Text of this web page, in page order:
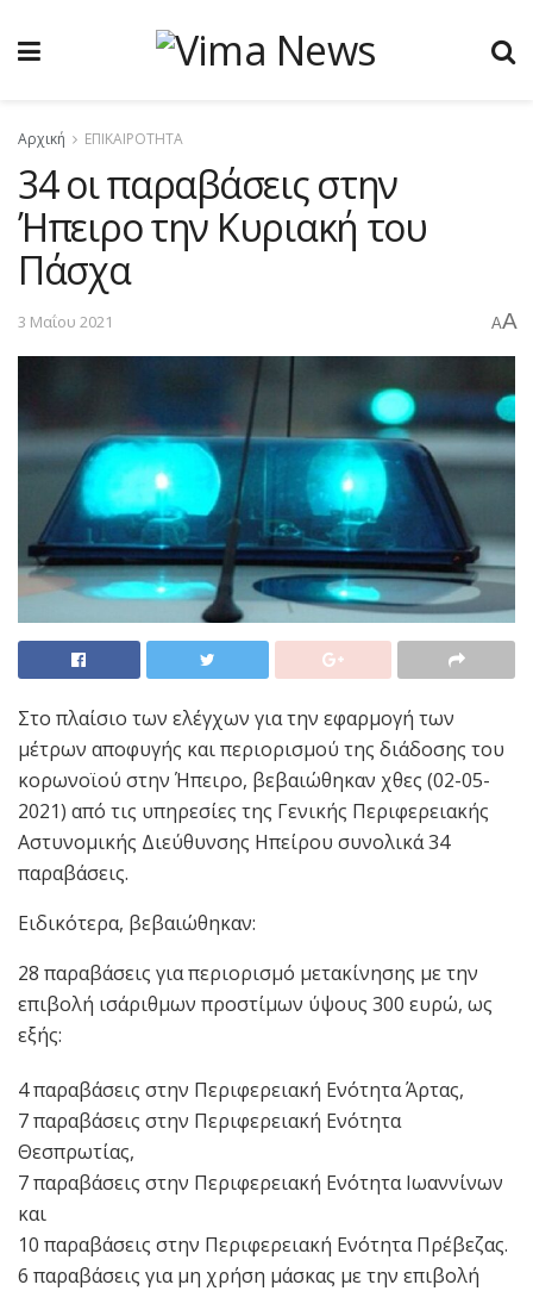
Αρχική ΕΠΙΚΑΙΡΟΤΗΤΑ
34 οι παραβάσεις στην
Ήπειρο την Κυριακή του
Πάσχα
3 Μαΐου 2021 AA
Στο πλαίσιο των ελέγχων για την εφαρμογή των
μέτρων αποφυγής και περιορισμού της διάδοσης του
κορωνοϊού στην Ήπειρο, βεβαιώθηκαν χθες (02-05-
2021) από τις υπηρεσίες της Γενικής Περιφερειακής
Αστυνομικής Διεύθυνσης Ηπείρου συνολικά 34
παραβάσεις.
Ειδικότερα, βεβαιώθηκαν:
28 παραβάσεις για περιορισμό μετακίνησης με την
επιβολή ισάριθμων προστίμων ύψους 300 ευρώ, ως
εξής:
4 παραβάσεις στην Περιφερειακή Ενότητα Άρτας,
7 παραβάσεις στην Περιφερειακή Ενότητα
Θεσπρωτίας,
7 παραβάσεις στην Περιφερειακή Ενότητα Ιωαννίνων
και
10 παραβάσεις στην Περιφερειακή Ενότητα Πρέβεζας.
6 παραβάσεις για μη χρήση μάσκας με την επιβολή